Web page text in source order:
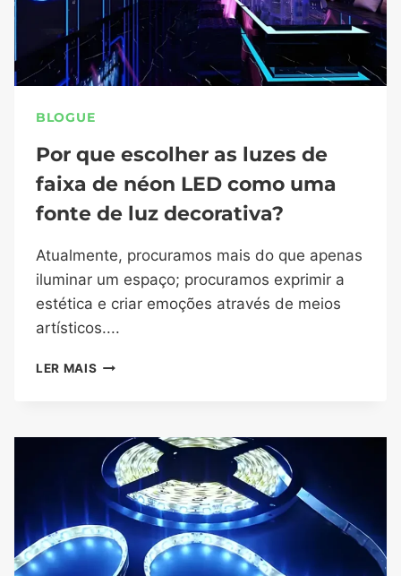
BLOGUE
Por que escolher as luzes de
faixa de néon LED como uma
fonte de luz decorativa?
Atualmente, procuramos mais do que apenas
iluminar um espaço; procuramos exprimir a
estética e criar emoções através de meios
artísticos....
LER MAIS